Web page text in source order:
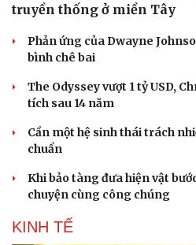
truyền thống ở miền Tây
Phản ứng của Dwayne
bình chê bai
The Odyssey vượt 1 tỷ USD,
tích sau 14 năm
Cần một hệ sinh thái trách
chuẩn
Khi bảo tàng đưa hiện vật
chuyện cùng công chúng
KINH TẾ